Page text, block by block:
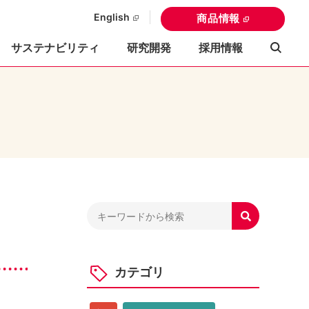
English 商品情報
サステナビリティ 研究開発 採用情報

カテゴリ